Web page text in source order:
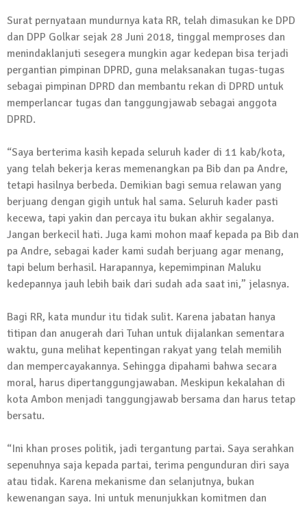
Surat pernyataan mundurnya kata RR, telah dimasukan ke DPD
dan DPP Golkar sejak 28 Juni 2018, tinggal memproses dan
menindaklanjuti sesegera mungkin agar kedepan bisa terjadi
pergantian pimpinan DPRD, guna melaksanakan tugas-tugas
sebagai pimpinan DPRD dan membantu rekan di DPRD untuk
memperlancar tugas dan tanggungjawab sebagai anggota
DPRD.
“Saya berterima kasih kepada seluruh kader di 11 kab/kota,
yang telah bekerja keras memenangkan pa Bib dan pa Andre,
tetapi hasilnya berbeda. Demikian bagi semua relawan yang
berjuang dengan gigih untuk hal sama. Seluruh kader pasti
kecewa, tapi yakin dan percaya itu bukan akhir segalanya.
Jangan berkecil hati. Juga kami mohon maaf kepada pa Bib dan
pa Andre, sebagai kader kami sudah berjuang agar menang,
tapi belum berhasil. Harapannya, kepemimpinan Maluku
kedepannya jauh lebih baik dari sudah ada saat ini,” jelasnya.
Bagi RR, kata mundur itu tidak sulit. Karena jabatan hanya
titipan dan anugerah dari Tuhan untuk dijalankan sementara
waktu, guna melihat kepentingan rakyat yang telah memilih
dan mempercayakannya. Sehingga dipahami bahwa secara
moral, harus dipertanggungjawaban. Meskipun kekalahan di
kota Ambon menjadi tanggungjawab bersama dan harus tetap
bersatu.
“Ini khan proses politik, jadi tergantung partai. Saya serahkan
sepenuhnya saja kepada partai, terima pengunduran diri saya
atau tidak. Karena mekanisme dan selanjutnya, bukan
kewenangan saya. Ini untuk menunjukkan komitmen dan